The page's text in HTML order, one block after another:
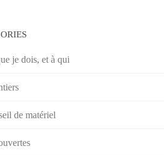
je dois, et à qui
de matériel